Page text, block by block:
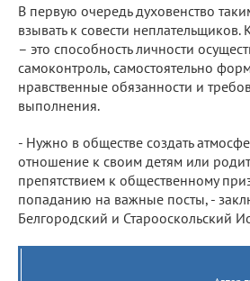
В первую очередь духовенство
взывать к совести неплательщиков.
– это способность личности
самоконтроль, самостоятельно
нравственные обязанности и
выполнения.
- Нужно в обществе создать
отношение к своим детям или
препятствием к общественному
попаданию на важные посты, -
Белгородский и Старооскольский